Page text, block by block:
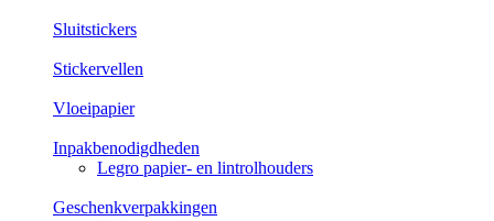
Sluitstickers
Stickervellen
Vloeipapier
Inpakbenodigdheden
Legro papier- en lintrolhouders
Geschenkverpakkingen